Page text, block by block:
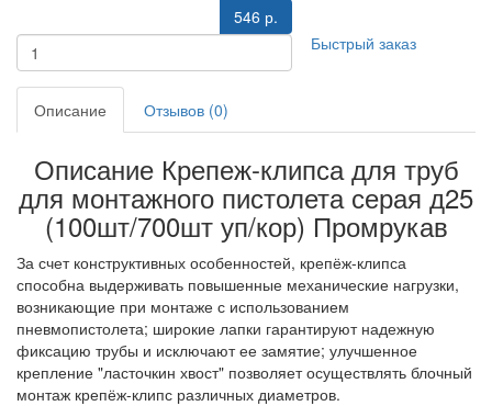
546 р.
Быстрый заказ
Описание Отзывов (0)
Описание Крепеж-клипса для труб
для монтажного пистолета серая д25
(100шт/700шт уп/кор) Промрукав
За счет конструктивных особенностей, крепёж-клипса
способна выдерживать повышенные механические нагрузки,
возникающие при монтаже с использованием
пневмопистолета; широкие лапки гарантируют надежную
фиксацию трубы и исключают ее замятие; улучшенное
крепление "ласточкин хвост" позволяет осуществлять блочный
монтаж крепёж-клипс различных диаметров.